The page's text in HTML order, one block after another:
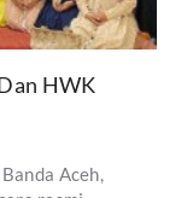
HWK
Aceh,